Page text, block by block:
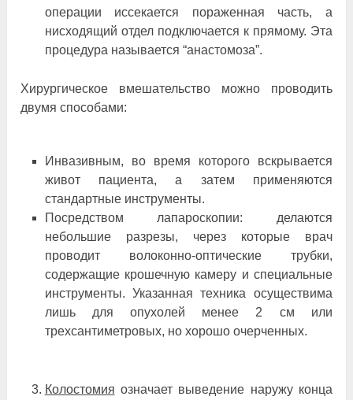
операции иссекается пораженная часть, а
нисходящий отдел подключается к прямому. Эта
процедура называется “анастомоза”.
Хирургическое вмешательство можно проводить
двумя способами:
Инвазивным, во время которого вскрывается
живот пациента, а затем применяются
стандартные инструменты.
Посредством лапароскопии: делаются
небольшие разрезы, через которые врач
проводит волоконно-оптические трубки,
содержащие крошечную камеру и специальные
инструменты. Указанная техника осуществима
лишь для опухолей менее 2 см или
трехсантиметровых, но хорошо очерченных.
Колостомия означает выведение наружу конца